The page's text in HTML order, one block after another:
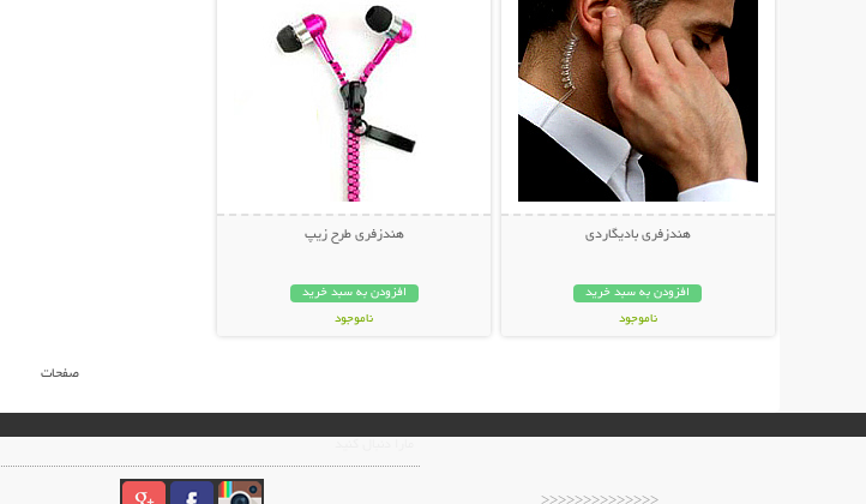
هندزفری بادیگاردی
افزودن به سبد خرید
ناموجود
هندزفری طرح زیپ
افزودن به سبد خرید
ناموجود
صفحات